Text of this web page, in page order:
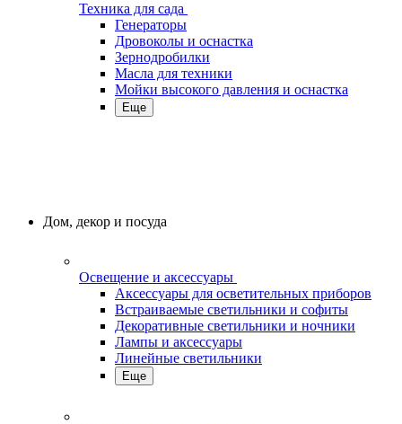
Техника для сада
Генераторы
Дровоколы и оснастка
Зернодробилки
Масла для техники
Мойки высокого давления и оснастка
Еще
Дом, декор и посуда
Освещение и аксессуары
Аксессуары для осветительных приборов
Встраиваемые светильники и софиты
Декоративные светильники и ночники
Лампы и аксессуары
Линейные светильники
Еще